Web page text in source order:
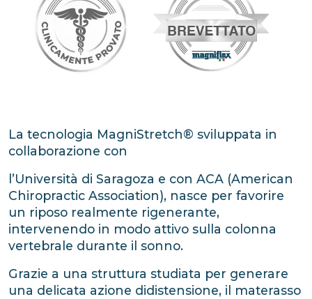
La tecnologia MagniStretch® sviluppata in
collaborazione con
l’Università di Saragoza e con ACA (American
Chiropractic Association), nasce per favorire
un riposo realmente rigenerante,
intervenendo in modo attivo sulla colonna
vertebrale durante il sonno.
Grazie a una struttura studiata per generare
una delicata azione didistensione, il materasso